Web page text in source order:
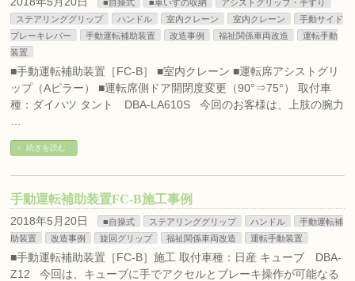
■自操式 ■車いすの収納
アシストグリップ・手すり
ステアリンググリップ
ハンドル 室内クレーン 室内クレーン
手動サイド
ブレーキレバー
手動運転補助装置 改造事例 福祉関係車両改造
運転手動
装置
■手動運転補助装置［FC-B］ ■室内クレーン ■運転席アシストグリ
ップ（Aピラー） ■運転席側ドア開閉度変更（90°⇒75°） 取付車
種：ダイハツ タント DBA-LA610S 今回のお客様は、上肢の腕力
続きを読む
手動運転補助装置FC-B施工事例
2018年5月20日 ■自操式 ステアリンググリップ ハンドル
手動運転補
助装置
改造事例 旋回グリップ 福祉関係車両改造 運転手動装置
■手動運転補助装置［FC-B］施工 取付車種：日産 キューブ DBA-
Z12 今回は、キューブに手でアクセルとブレーキ操作が可能なる